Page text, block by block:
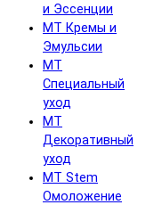
и Эссенции
MT Кремы и
Эмульсии
MT
Специальный
уход
MT
Декоративный
уход
MT Stem
Омоложение